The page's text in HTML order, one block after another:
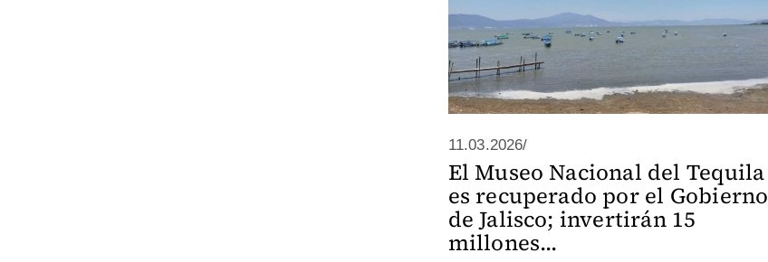
11.03.2026/
El Museo Nacional del Tequila
es recuperado por el Gobierno
de Jalisco; invertirán 15
millones...